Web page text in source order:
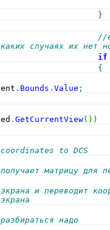
}
//
каких случаях их нет
if
{
ent . Bounds .Value ;
ed .GetCurrentView( ) )
coordinates to DCS
экрана и переводит
экрана
разбираться надо